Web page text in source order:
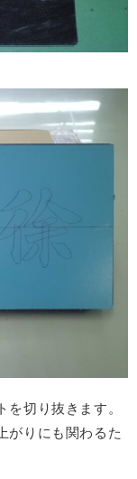
切り抜きます。
がりにも関わるた